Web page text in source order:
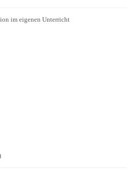
im eigenen Unterricht